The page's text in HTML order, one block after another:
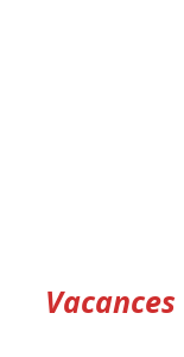
Vacances